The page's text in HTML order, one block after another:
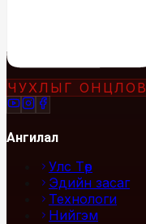
ЧУХЛЫГ ОНЦЛОВ
Ангилал
Улс Төр
Эдийн засаг
Технологи
Нийгэм